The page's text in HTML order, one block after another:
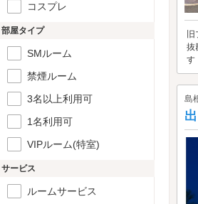
抜
す
島
コスプレ
部屋タイプ
SMルーム
禁煙ルーム
3名以上利用可
1名利用可
VIPルーム(特室)
サービス
ルームサービス